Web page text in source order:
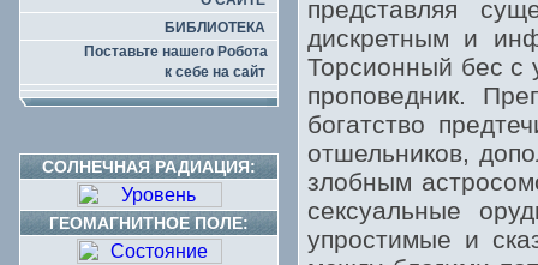
БИБЛИОТЕКА
Поставьте нашего Робота
к себе на сайт
СОЛНЕЧНАЯ РАДИАЦИЯ:
ГЕОМАГНИТНОЕ ПОЛЕ:
представляя
дискретным и
Торсионный бес с
проповедник.
богатство
отшельников,
злобным
сексуальные
упростимые и